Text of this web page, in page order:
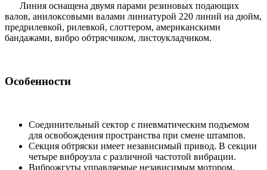
Линия оснащена двумя парами резиновых подающих
валов, анилоксовыми валами линиатурой 220 линий на дюйм,
предрилевкой, рилевкой, слоттером, американскими
бандажами, вибро обтрясчиком, листоукладчиком.
Особенности
Соединительный сектор с пневматическим подъемом
для освобождения пространства при смене штампов.
Секция обтряски имеет независимый привод. В секции
четыре виброузла с различной частотой вибрации.
Виброжгуты управляемые независимым мотором.